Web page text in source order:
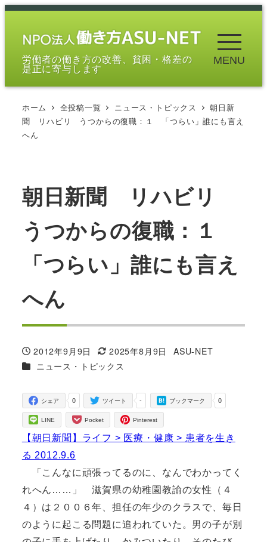
メ
労働者の働き方の改善、貧困・格差の
是正に寄与します
MENU
ホーム 全投稿一覧 ニュース・トピックス
朝日新
聞 リハビリ うつからの復職：１ 「つらい」誰にも言え
へん
朝日新聞 リハビリ
うつからの復職：１
「つらい」誰にも言え
へん
投稿日
2012年9月9日
更新日
2025年8月9日
著
ASU-NET
カテゴリー
ニュース・トピックス
0
シェア -
ツイート 0
ブックマーク
LINE Pocket Pinterest
【朝日新聞】ライフ > 医療・健康 > 患者を生き
る 2012.9.6
「こんなに頑張ってるのに、なんでわかってく
れへん……」 滋賀県の幼稚園教諭の女性（４
４）は２００６年、担任の年少のクラスで、毎日
のように起こる問題に追われていた。男の子が別